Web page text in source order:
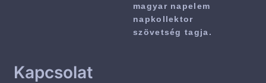
magyar napelem
napkollektor
szövetség tagja.
Kapcsolat